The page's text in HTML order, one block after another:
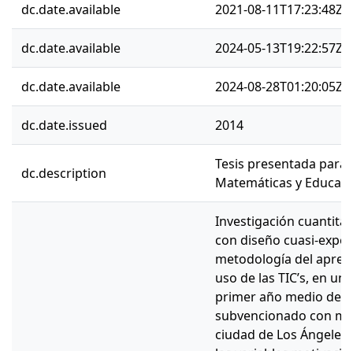
dc.date.available 2021-08-11T17:23:48Z
dc.date.available 2024-05-13T19:22:57Z
dc.date.available 2024-08-28T01:20:05Z
dc.date.issued 2014
dc.description
Tesis presentada
Matemáticas y
Investigación
con diseño cuasi-
metodología del
uso de las TIC’s, en
primer año medio de
subvencionado con
ciudad de Los